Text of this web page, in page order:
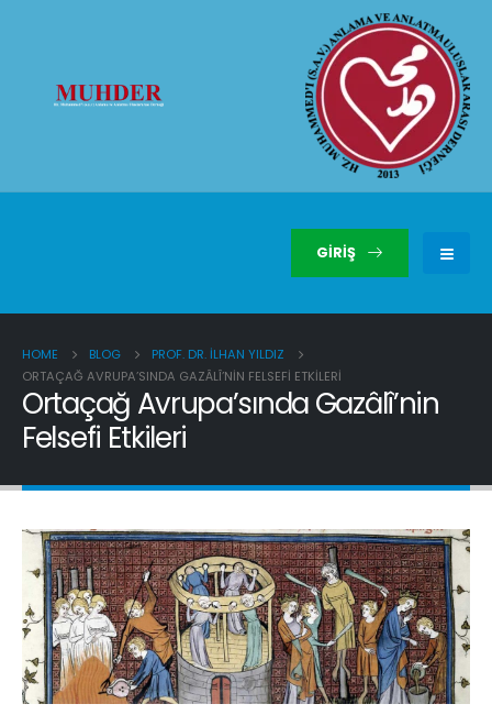
GIRIŞ
HOME BLOG
PROF. DR. İLHAN YILDIZ
ORTAÇAĞ AVRUPA’SINDA GAZÂLÎ’NIN FELSEFI ETKILERI
Ortaçağ Avrupa’sında Gazâlî’nin
Felsefi Etkileri